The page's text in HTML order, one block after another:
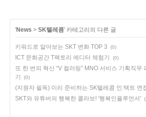
'News > SK텔레콤' 카테고리의 다른 글
키워드로 알아보는 SKT 변화 TOP 3 (0)
ICT 문화공간 T팩토리 에디터 체험기 (0)
또 한 번의 혁신 “V 컬러링” MNO 서비스 기획직무
기
(0)
(지원자 필독) 미리 준비하는 SK텔레콤 인:택트 면
SKT와 유튜버의 행복한 콜라보! '행복인플루언서'